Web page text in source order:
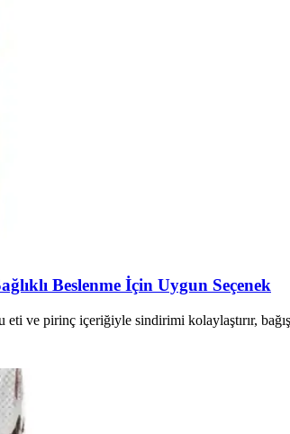
Beslenme İçin Uygun Seçenek
ve pirinç içeriğiyle sindirimi kolaylaştırır,